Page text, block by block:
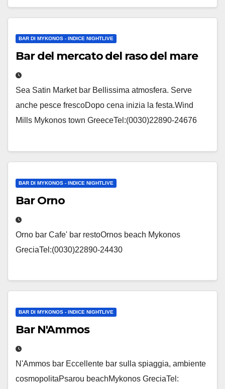
BAR DI MYKONOS - INDICE NIGHTLIVE
Bar del mercato del raso del mare
Sea Satin Market bar Bellissima atmosfera. Serve
anche pesce frescoDopo cena inizia la festa.Wind
Mills Mykonos town GreeceTel:(0030)22890-24676
BAR DI MYKONOS - INDICE NIGHTLIVE
Bar Orno
Orno bar Cafe' bar restoOrnos beach Mykonos
GreciaTel:(0030)22890-24430
BAR DI MYKONOS - INDICE NIGHTLIVE
Bar N'Ammos
N'Ammos bar Eccellente bar sulla spiaggia, ambiente
cosmopolitaPsarou beachMykonos GreciaTel: